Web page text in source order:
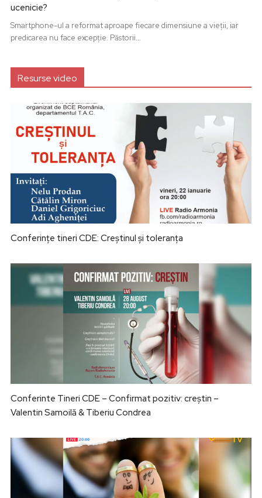
ucenicie?
Smartphone-ul a reformat aproape fiecare dimensiune a vieții, iar
predicarea nu face excepție. Păstorii...
Resurse video
Conferințe tineri CDE: Creștinul și toleranța
Conferinte Tineri CDE – Confirmat pozitiv: creștin –
Valentin Samoilă & Tiberiu Condrea